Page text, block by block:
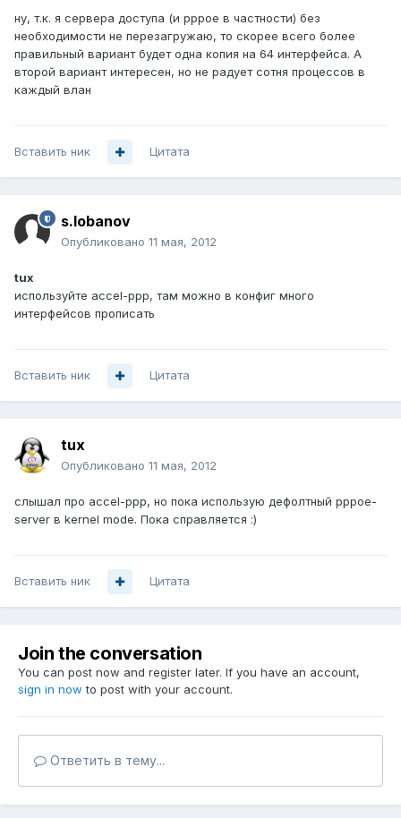
ну, т.к. я сервера доступа (и pppoe в частности) без
необходимости не перезагружаю, то скорее всего более
правильный вариант будет одна копия на 64 интерфейса. А
второй вариант интересен, но не радует сотня процессов в
каждый влан
Вставить ник Цитата
s.lobanov
Опубликовано 11 мая, 2012
tux
используйте accel-ppp, там можно в конфиг много
интерфейсов прописать
Вставить ник Цитата
tux
Опубликовано 11 мая, 2012
слышал про accel-ppp, но пока использую дефолтный pppoe-
server в kernel mode. Пока справляется :)
Вставить ник Цитата
Join the conversation
You can post now and register later. If you have an account,
sign in now to post with your account.
Ответить в тему...